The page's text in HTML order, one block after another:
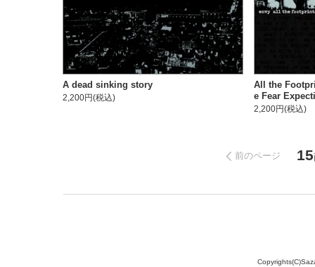
A dead sinking story
2,200円(税込)
All the
e Fear
2,200円(税込)
前のページ 15